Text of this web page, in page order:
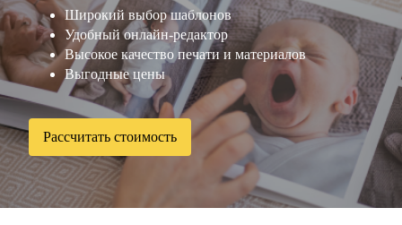
Широкий выбор шаблонов
Удобный онлайн-редактор
Высокое качество печати и материалов
Выгодные цены
Рассчитать стоимость